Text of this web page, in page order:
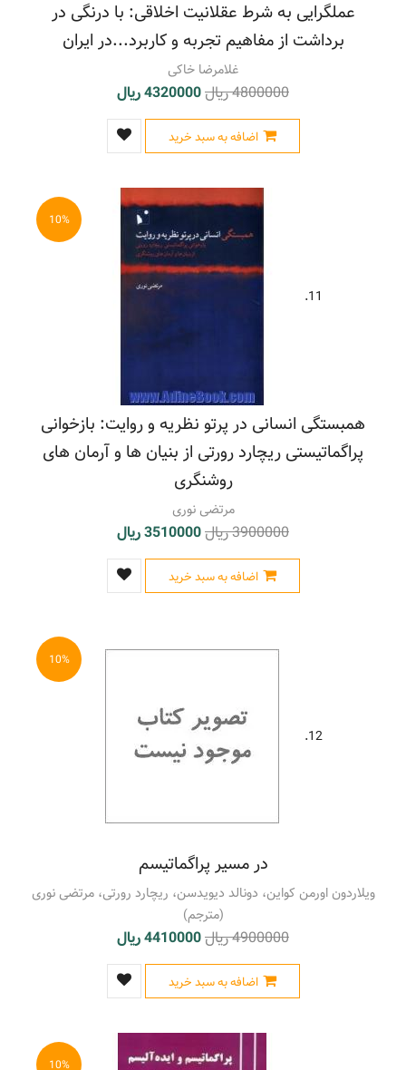
عملگرایی به شرط عقلانیت اخلاقی: با درنگی در
برداشت از مفاهیم تجربه و کاربرد...در ایران
غلامرضا خاکی
4800000 ریال 4320000 ریال
اضافه به سبد خرید
10%
11.
همبستگی انسانی در پرتو نظریه و روایت: بازخوانی
پراگماتیستی ریچارد رورتی از بنیان ها و آرمان های
روشنگری
مرتضی نوری
3900000 ریال 3510000 ریال
اضافه به سبد خرید
10%
12.
در مسیر پراگماتیسم
ویلاردون اورمن کواین، دونالد دیویدسن، ریچارد رورتی، مرتضی نوری
(مترجم)
4900000 ریال 4410000 ریال
اضافه به سبد خرید
10%